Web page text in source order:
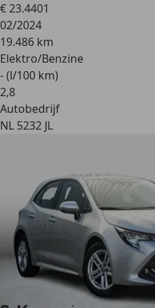
€ 23.4401
02/2024
19.486 km
Elektro/Benzine
- (l/100 km)
2,8
Autobedrijf
NL 5232 JL